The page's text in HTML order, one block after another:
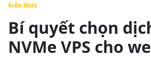
Kiến thức
Bí quyết chọn
NVMe VPS cho